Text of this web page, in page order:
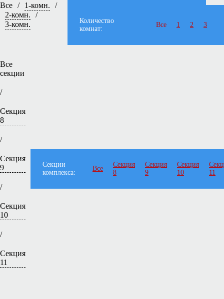
Все / 1-комн.
/
2-комн.
/
3-комн.
Количество
комнат:
Все 1 2 3
Все
секции
/
Секция
8
/
Секция
9
/
Секция
10
/
Секция
11
Секции
комплекса:
Все
Секция
8
Секция
9
Секция
10
11